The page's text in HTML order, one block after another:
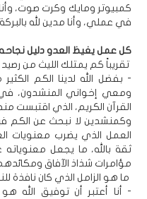
كمبيوتر ومايك وكرت صوت،
في عملي، وأنا مدين لله
كل عمل يغيظ العدو دليل نجاحه
تقريباً كم يمتلك الليث من
- بفضل الله لدينا الكم الكثير
ومعي إخواني المنشدون،
القرآن الكريم، الذي اقتبست
وكمنشدين لا نبحث عن الكم
العمل الذي يضرب معنويات
ثقة بالله، ما يجعل
مؤامرات شذاذ الآفاق
ما هو الزامل الذي كان نافذة
- أنا أعتبر أن توفيق الله